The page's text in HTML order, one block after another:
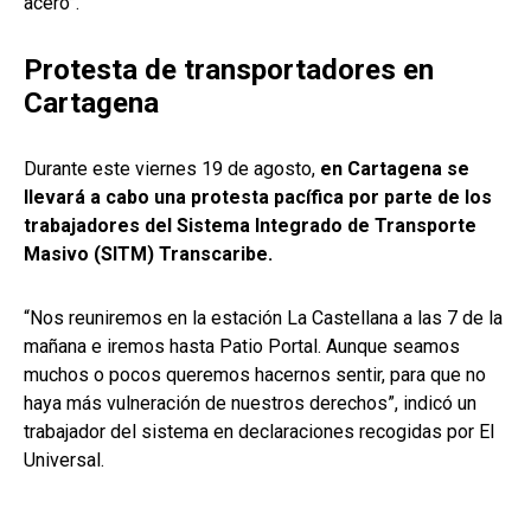
Protesta de transportadores en
Cartagena
Durante este viernes 19 de agosto, en Cartagena se
llevará a cabo una protesta pacífica por parte de los
trabajadores del Sistema Integrado de Transporte
Masivo (SITM) Transcaribe.
“Nos reuniremos en la estación La Castellana a las 7 de la
mañana e iremos hasta Patio Portal. Aunque seamos
muchos o pocos queremos hacernos sentir, para que no
haya más vulneración de nuestros derechos”, indicó un
trabajador del sistema en declaraciones recogidas por El
Universal.